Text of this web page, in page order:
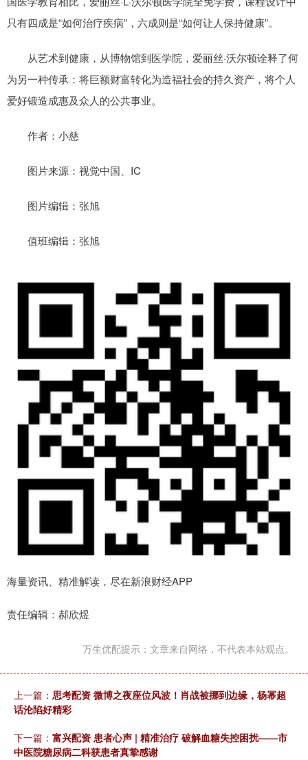
只有四成是“如何治疗疾病”，六成则是“如何让人保持健康”。
从艺术到健康，从博物馆到医学院，爱丽丝·沃尔顿诠释了何
为另一种传承：将巨额财富转化为造福社会的持久资产，将个人
爱好锻造成惠及众人的公共事业。
作者：小慈
图片来源：视觉中国、IC
图片编辑：张旭
值班编辑：张旭
海量资讯、精准解读，尽在新浪财经APP
责任编辑：郝欣煜
万生优配提示：文章来自网络，不代表本站观点。
上一篇： 思考配资 微博之夜座位风波！肖战被挪到边缘，杨幂超
话沦陷好精彩
下一篇： 富兴配资 患者心声 | 精准治疗 破解血糖失控困扰——市
中医院糖尿病二科获患者真挚感谢